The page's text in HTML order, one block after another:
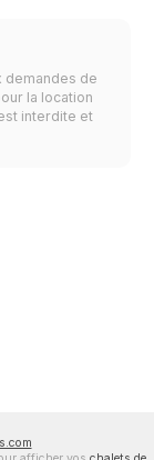
demandes de
la location
interdite et